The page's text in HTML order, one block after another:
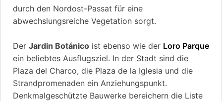
durch den Nordost-Passat für eine
abwechslungsreiche Vegetation sorgt.
Der Jardin Botánico ist ebenso wie der Loro Parque
ein beliebtes Ausflugsziel. In der Stadt sind die
Plaza del Charco, die Plaza de la Iglesia und die
Strandpromenaden ein Anziehungspunkt.
Denkmalgeschützte Bauwerke bereichern die Liste